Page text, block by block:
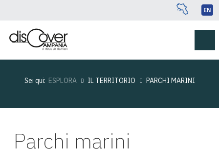
EN
Sei qui: ESPLORA IL TERRITORIO PARCHI MARINI
Parchi marini